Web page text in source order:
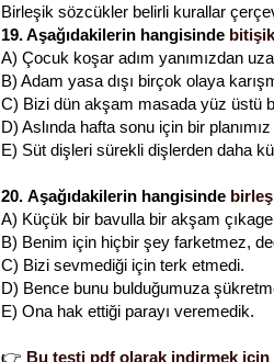
Birleşik sözcükler belirli kurallar
19. Aşağıdakilerin hangisinde
A) Çocuk koşar adım yanımızdan
B) Adam yasa dışı birçok olaya
C) Bizi dün akşam masada yüz üstü
D) Aslında hafta sonu için bir
E) Süt dişleri sürekli dişlerden daha
20. Aşağıdakilerin hangisinde
A) Küçük bir bavulla bir akşam
B) Benim için hiçbir şey farketmez,
C) Bizi sevmediği için terk etmedi.
D) Bence bunu bulduğumuza
E) Ona hak ettiği parayı veremedik.
👉 Bu testi pdf olarak indirmek için